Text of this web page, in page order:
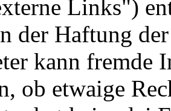
Links")
der Haftung
kann fremde
ob etwaige